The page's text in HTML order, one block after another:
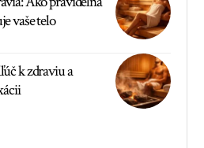
vaše telo
k zdraviu a